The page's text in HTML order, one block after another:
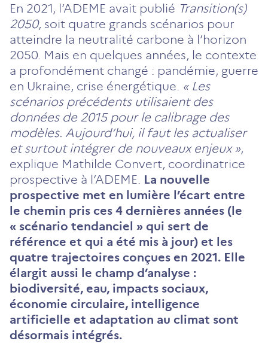
En 2021, l’ADEME avait publié Transition(s)
2050, soit quatre grands scénarios pour
atteindre la neutralité carbone à l’horizon
2050. Mais en quelques années, le contexte
a profondément changé : pandémie, guerre
en Ukraine, crise énergétique. « Les
scénarios précédents utilisaient des
données de 2015 pour le calibrage des
modèles. Aujourd’hui, il faut les actualiser
et surtout intégrer de nouveaux enjeux »,
explique Mathilde Convert, coordinatrice
prospective à l’ADEME. La nouvelle
prospective met en lumière l’écart entre
le chemin pris ces 4 dernières années (le
« scénario tendanciel » qui sert de
référence et qui a été mis à jour) et les
quatre trajectoires conçues en 2021. Elle
élargit aussi le champ d’analyse :
biodiversité, eau, impacts sociaux,
économie circulaire, intelligence
artificielle et adaptation au climat sont
désormais intégrés.